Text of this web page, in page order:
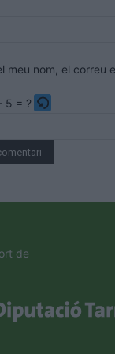
meu nom, el
5 = ?
de